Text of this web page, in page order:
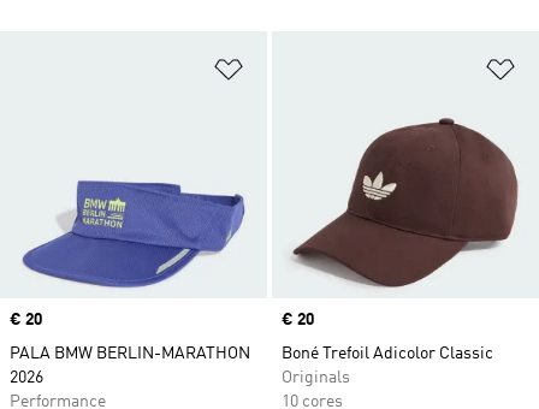
Price
€ 20
PALA BMW BERLIN-MARATHON
2026
Performance
Price
€ 20
Boné Trefoil Adicolor Classic
Originals
10 cores